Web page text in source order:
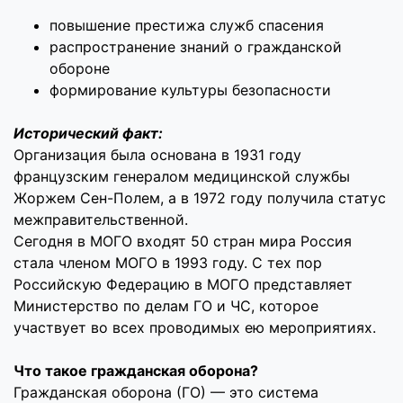
повышение престижа служб спасения
распространение знаний о гражданской
обороне
формирование культуры безопасности
Исторический факт:
Организация была основана в 1931 году
французским генералом медицинской службы
Жоржем Сен-Полем, а в 1972 году получила статус
межправительственной.
Сегодня в МОГО входят 50 стран мира Россия
стала членом МОГО в 1993 году. С тех пор
Российскую Федерацию в МОГО представляет
Министерство по делам ГО и ЧС, которое
участвует во всех проводимых ею мероприятиях.
Что такое гражданская оборона?
Гражданская оборона (ГО) — это система